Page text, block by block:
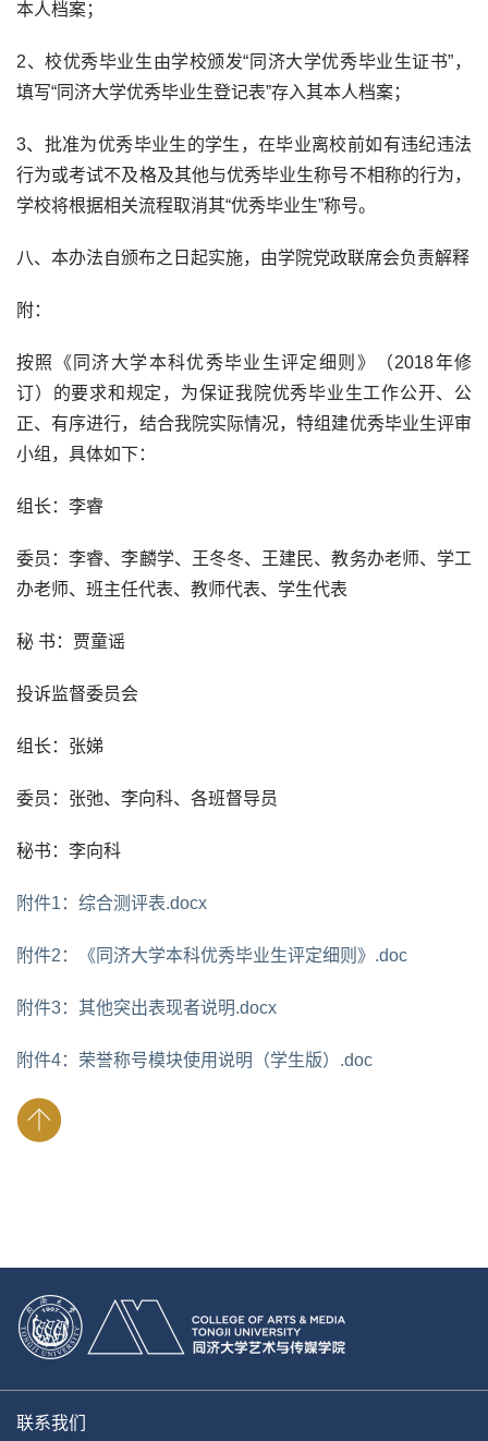
本人档案；
2、校优秀毕业生由学校颁发“同济大学优秀毕业生证书”，
填写“同济大学优秀毕业生登记表”存入其本人档案；
3、批准为优秀毕业生的学生，在毕业离校前如有违纪违法
行为或考试不及格及其他与优秀毕业生称号不相称的行为，
学校将根据相关流程取消其“优秀毕业生”称号。
八、本办法自颁布之日起实施，由学院党政联席会负责解释
附：
按照《同济大学本科优秀毕业生评定细则》（2018年修
订）的要求和规定，为保证我院优秀毕业生工作公开、公
正、有序进行，结合我院实际情况，特组建优秀毕业生评审
小组，具体如下：
组长：李睿
委员：李睿、李麟学、王冬冬、王建民、教务办老师、学工
办老师、班主任代表、教师代表、学生代表
秘 书：贾童谣
投诉监督委员会
组长：张娣
委员：张弛、李向科、各班督导员
秘书：李向科
附件1：综合测评表.docx
附件2：《同济大学本科优秀毕业生评定细则》.doc
附件3：其他突出表现者说明.docx
附件4：荣誉称号模块使用说明（学生版）.doc
联系我们